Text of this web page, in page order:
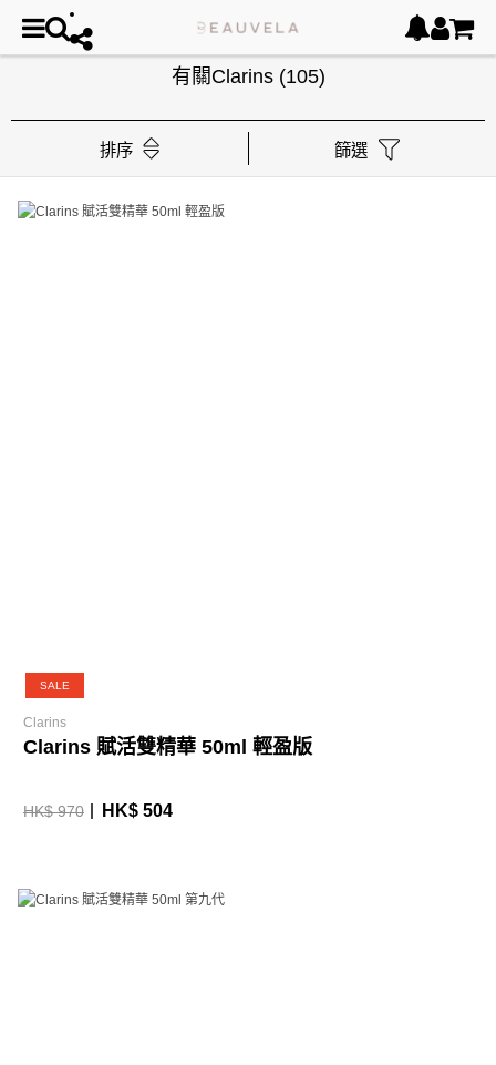
有關Clarins (105)
排序 篩選
SALE
Clarins
Clarins 賦活雙精華 50ml 輕盈版
HK$ 970 HK$ 504